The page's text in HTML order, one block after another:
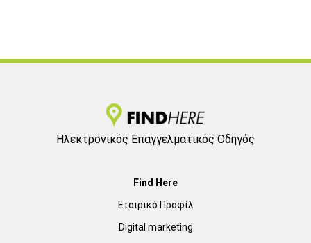
Ηλεκτρονικός Επαγγελματικός Οδηγός
Find Here
Εταιρικό Προφίλ
Digital marketing